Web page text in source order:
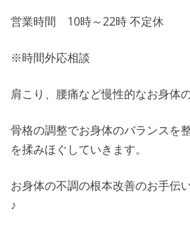
営業時間 10時～22時 不定休
※時間外応相談
肩こり、腰痛など慢性的なお身体
骨格の調整でお身体のバランスを
を揉みほぐしていきます。
お身体の不調の根本改善のお手伝
♪